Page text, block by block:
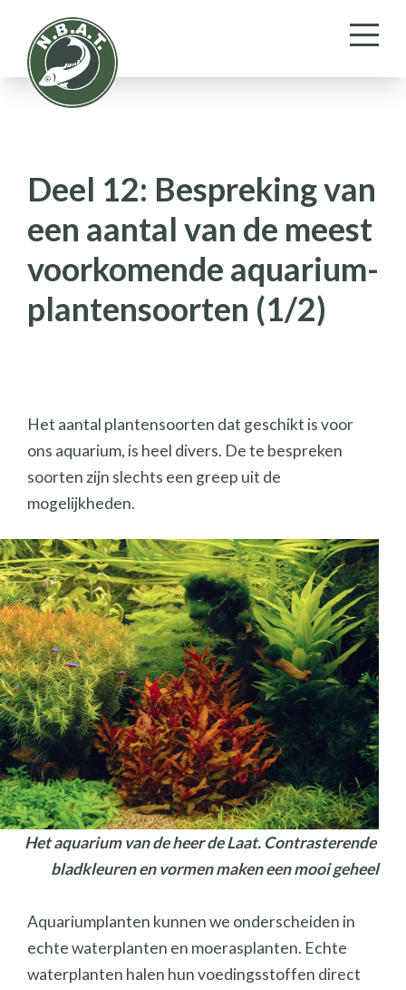
Deel 12: Bespreking van
een aantal van de meest
voorkomende aquarium­
plantensoorten (1/2)
Het aantal plantensoorten dat geschikt is voor
ons aquarium, is heel divers. De te bespreken
soorten zijn slechts een greep uit de
mogelijkheden.
van de heer de Laat. Contrasterende
bladkleuren en vormen maken een mooi geheel
Aquariumplanten kunnen we onderscheiden in
echte waterplanten en moerasplanten. Echte
waterplanten halen hun voedingsstoffen direct